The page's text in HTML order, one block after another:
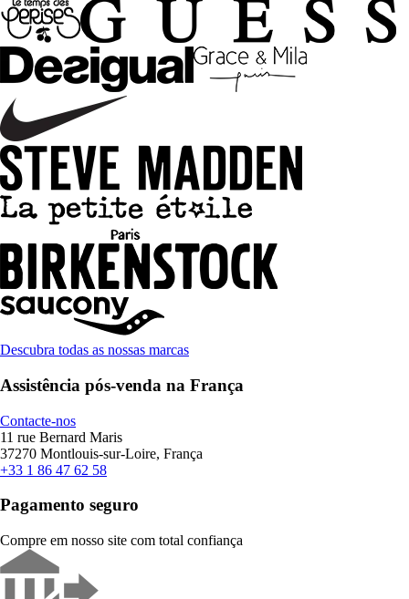
Descubra todas as nossas marcas
Assistência pós-venda na França
Contacte-nos
11 rue Bernard Maris
37270 Montlouis-sur-Loire, França
+33 1 86 47 62 58
Pagamento seguro
Compre em nosso site com total confiança